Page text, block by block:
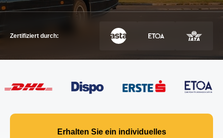
Zertifiziert durch:
Erhalten Sie ein individuelles